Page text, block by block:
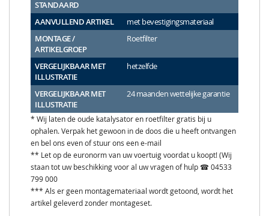
STANDAARD
AANVULLEND ARTIKEL
met bevestigingsmateriaal
MONTAGE /
ARTIKELGROEP
Roetfilter
VERGELIJKBAAR MET
ILLUSTRATIE
hetzelfde
VERGELIJKBAAR MET
ILLUSTRATIE
24 maanden wettelijke garantie
* Wij laten de oude katalysator en roetfilter gratis bij u
ophalen. Verpak het gewoon in de doos die u heeft ontvangen
en bel ons even of stuur ons een e-mail
** Let op de euronorm van uw voertuig voordat u koopt! (Wij
staan tot uw beschikking voor al uw vragen of hulp ☎ 04533
799 000
*** Als er geen montagemateriaal wordt getoond, wordt het
artikel geleverd zonder montageset.